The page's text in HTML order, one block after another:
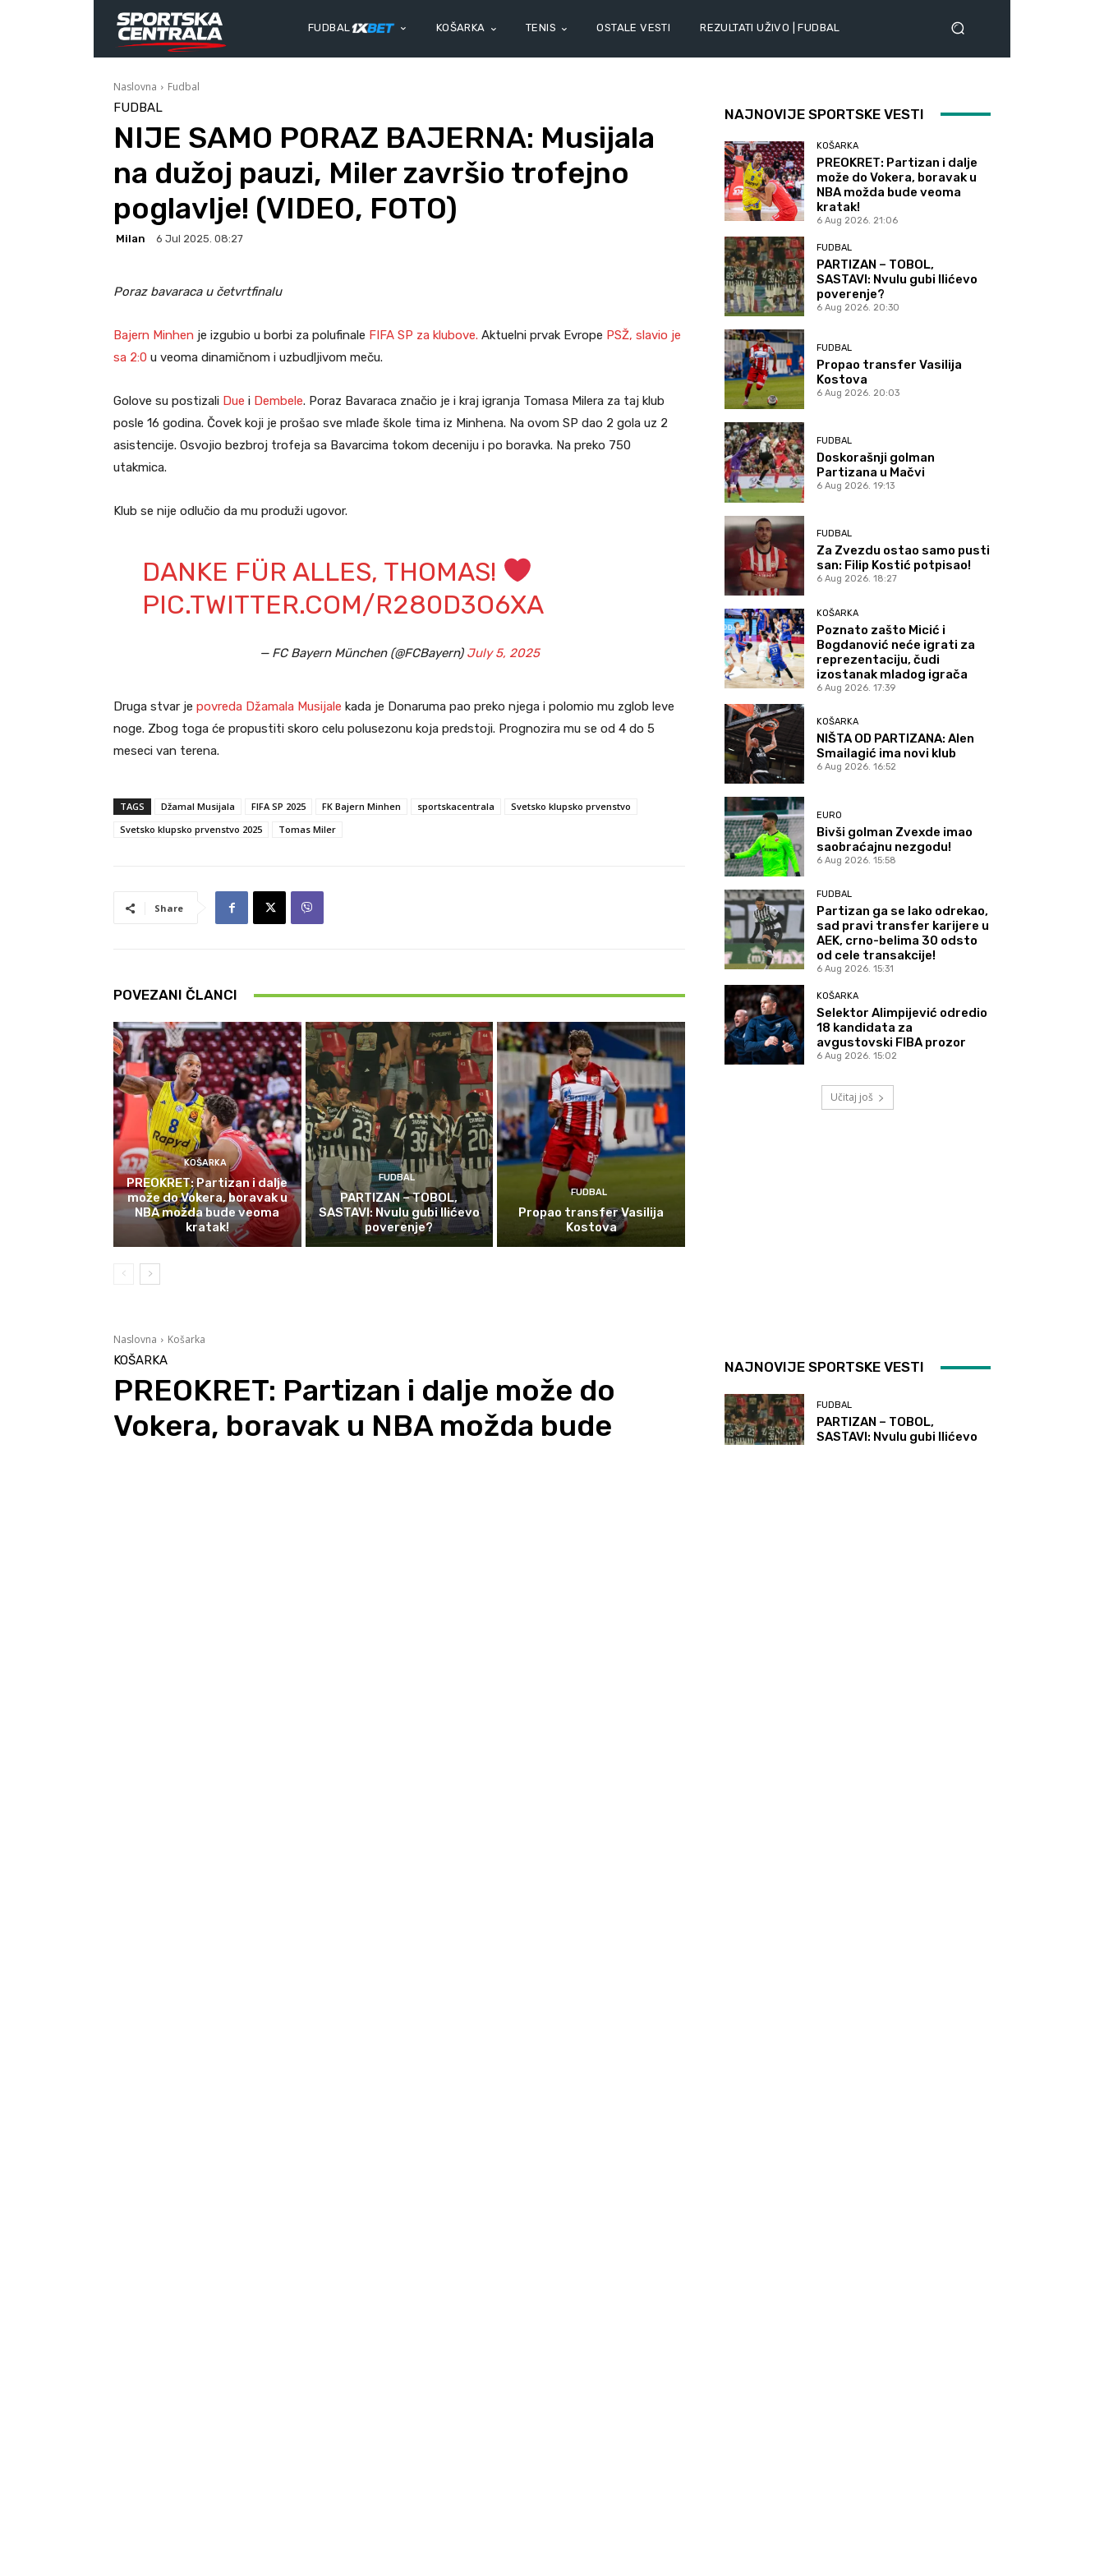
FUDBAL KOŠARKA TENIS OSTALE VESTI REZULTATI UŽIVO | FUDBAL
Naslovna Fudbal
FUDBAL
NIJE SAMO PORAZ BAJERNA: Musijala
na dužoj pauzi, Miler završio trofejno
poglavlje! (VIDEO, FOTO)
Milan 6 Jul 2025. 08:27
Poraz bavaraca u četvrtfinalu
Bajern Minhen je izgubio u borbi za polufinale FIFA SP za klubove. Aktuelni prvak Evrope PSŽ, slavio je
sa 2:0 u veoma dinamičnom i uzbudljivom meču.
Golove su postizali Due i Dembele. Poraz Bavaraca značio je i kraj igranja Tomasa Milera za taj klub
posle 16 godina. Čovek koji je prošao sve mlađe škole tima iz Minhena. Na ovom SP dao 2 gola uz 2
asistencije. Osvojio bezbroj trofeja sa Bavarcima tokom deceniju i po boravka. Na preko 750
utakmica.
Klub se nije odlučio da mu produži ugovor.
DANKE FÜR ALLES, THOMAS!
PIC.TWITTER.COM/R280D3O6XA
— FC Bayern München (@FCBayern) July 5, 2025
Druga stvar je povreda Džamala Musijale kada je Donaruma pao preko njega i polomio mu zglob leve
noge. Zbog toga će propustiti skoro celu polusezonu koja predstoji. Prognozira mu se od 4 do 5
meseci van terena.
TAGS Džamal Musijala FIFA SP 2025 FK Bajern Minhen sportskacentrala
Svetsko klupsko prvenstvo
Svetsko klupsko prvenstvo 2025
Tomas Miler
Share
POVEZANI ČLANCI
KOŠARKA
PREOKRET: Partizan i dalje
može do Vokera, boravak u
NBA možda bude veoma
kratak!
FUDBAL
PARTIZAN – TOBOL,
SASTAVI: Nvulu gubi Ilićevo
poverenje?
FUDBAL
Propao transfer Vasilija
Kostova
NAJNOVIJE SPORTSKE VESTI
KOŠARKA
PREOKRET: Partizan i dalje
može do Vokera, boravak u
NBA možda bude veoma
kratak!
6 Aug 2026. 21:06
FUDBAL
PARTIZAN – TOBOL,
SASTAVI: Nvulu gubi Ilićevo
poverenje?
6 Aug 2026. 20:30
FUDBAL
Propao transfer Vasilija
Kostova
6 Aug 2026. 20:03
FUDBAL
Doskorašnji golman
Partizana u Mačvi
6 Aug 2026. 19:13
FUDBAL
Za Zvezdu ostao samo pusti
san: Filip Kostić potpisao!
6 Aug 2026. 18:27
KOŠARKA
Poznato zašto Micić i
Bogdanović neće igrati za
reprezentaciju, čudi
izostanak mladog igrača
6 Aug 2026. 17:39
KOŠARKA
NIŠTA OD PARTIZANA: Alen
Smailagić ima novi klub
6 Aug 2026. 16:52
EURO
Bivši golman Zvexde imao
saobraćajnu nezgodu!
6 Aug 2026. 15:58
FUDBAL
Partizan ga se lako odrekao,
sad pravi transfer karijere u
AEK, crno-belima 30 odsto
od cele transakcije!
6 Aug 2026. 15:31
KOŠARKA
Selektor Alimpijević odredio
18 kandidata za
avgustovski FIBA prozor
6 Aug 2026. 15:02
Učitaj još